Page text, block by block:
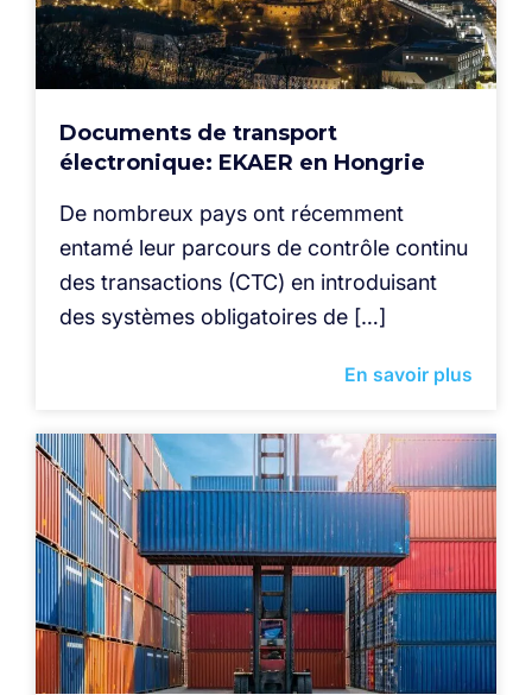
Documents de transport
électronique: EKAER en Hongrie
De nombreux pays ont récemment
entamé leur parcours de contrôle continu
des transactions (CTC) en introduisant
des systèmes obligatoires de […]
En savoir plus